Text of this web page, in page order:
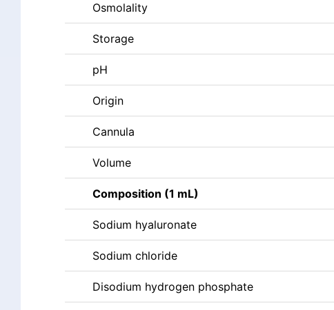
Osmolality
Storage
pH
Origin
Cannula
Volume
Composition (1 mL)
Sodium hyaluronate
Sodium chloride
Disodium hydrogen phosphate